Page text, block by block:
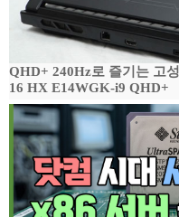
QHD+ 240Hz로 즐기는 고
16 HX E14WGK-i9 QHD+